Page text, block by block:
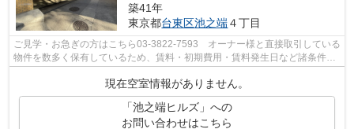
築41年
東京都台東区池之端４丁目
ご見学・お急ぎの方はこちら03-3822-7593 オーナー様と直接取引している
物件を数多く保有しているため、賃料・初期費用・賃料発生日など諸条件を
現在空室情報がありません。
「池之端ヒルズ」への
お問い合わせはこちら